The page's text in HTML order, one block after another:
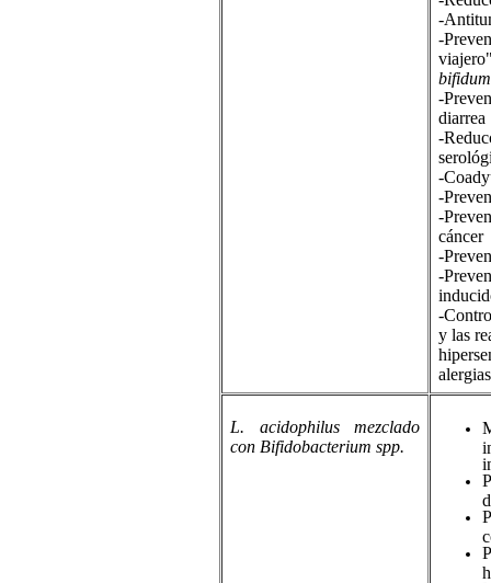
-
-
bifidum
-
diarrea
-
-
-
-
cáncer
-
-
-
y las
L. acidophilus mezclado
con Bifidobacterium spp.